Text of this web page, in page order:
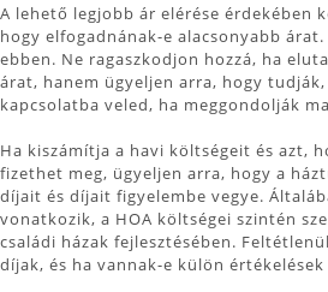
A lehető legjobb ár elérése érdekében
hogy elfogadnának-e alacsonyabb
ebben. Ne ragaszkodjon hozzá, ha
árat, hanem ügyeljen arra, hogy
kapcsolatba veled, ha meggondolják
Ha kiszámítja a havi költségeit és azt,
fizethet meg, ügyeljen arra, hogy a
díjait és díjait figyelembe vegye.
vonatkozik, a HOA költségei szintén
családi házak fejlesztésében.
díjak, és ha vannak-e külön